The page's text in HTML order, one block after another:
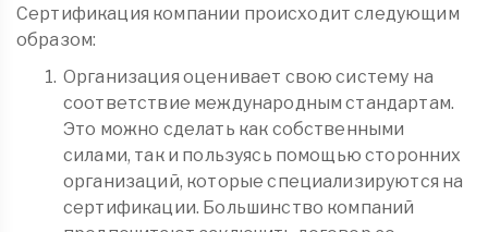
Сертификация компании происходит следующим
образом:
Организация оценивает свою систему на
соответствие международным стандартам.
Это можно сделать как собственными
силами, так и пользуясь помощью сторонних
организаций, которые специализируются на
сертификации. Большинство компаний